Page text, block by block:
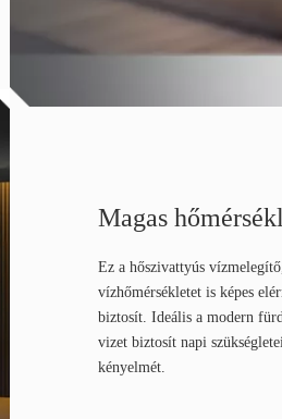
Magas
Ez a hőszivattyús
vízhőmérsékletet is képes
biztosít. Ideális a modern
vizet biztosít napi
kényelmét.